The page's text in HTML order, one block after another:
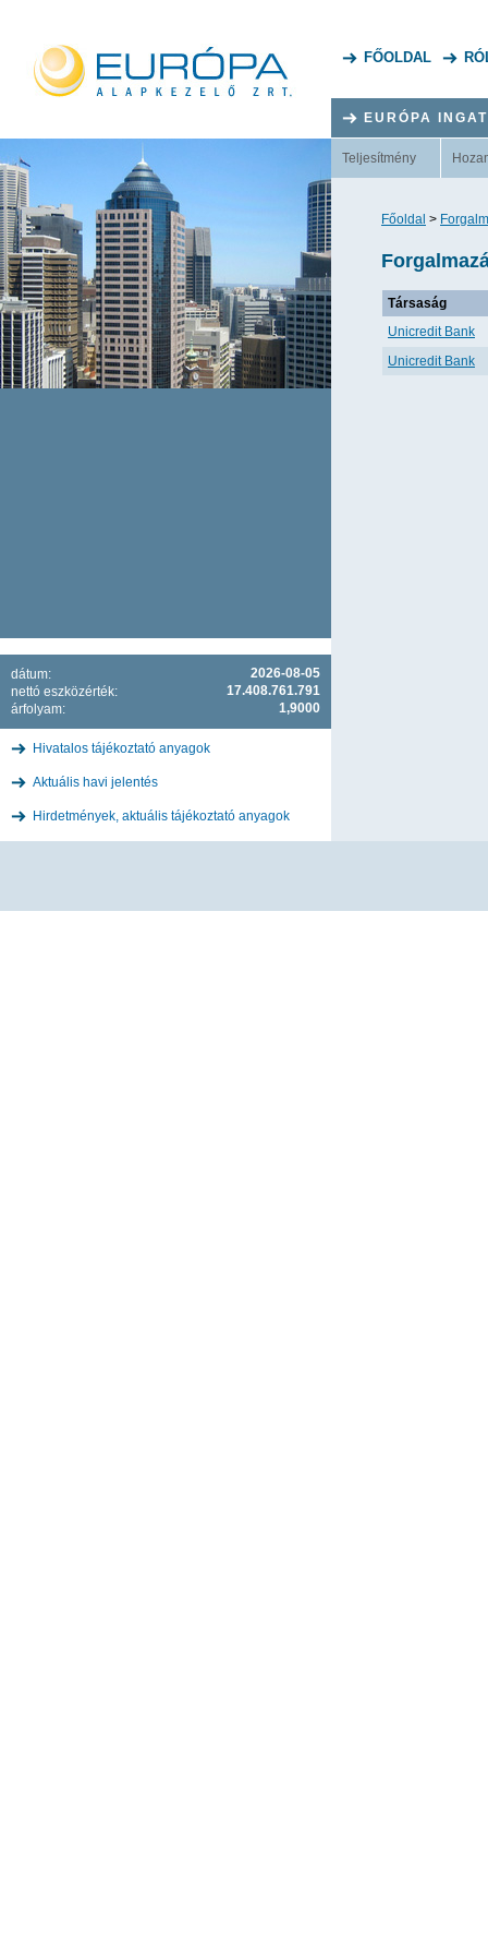
FŐOLDAL
2026-08-05
dátum:
17.408.761.791
nettó eszközérték:
1,9000
árfolyam:
Hivatalos tájékoztató anyagok
Aktuális havi jelentés
Hirdetmények, aktuális tájékoztató anyagok
EURÓPA
Teljesítmény
Főoldal >
Társaság
Unicredit Bank
Unicredit Bank